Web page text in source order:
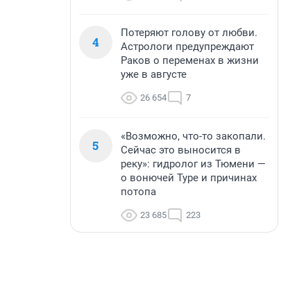
4
Потеряют голову от любви.
Астрологи предупреждают
Раков о переменах в жизни
уже в августе
26 654 7
5
«Возможно, что-то закопали.
Сейчас это выносится в
реку»: гидролог из Тюмени —
о вонючей Туре и причинах
потопа
23 685 223